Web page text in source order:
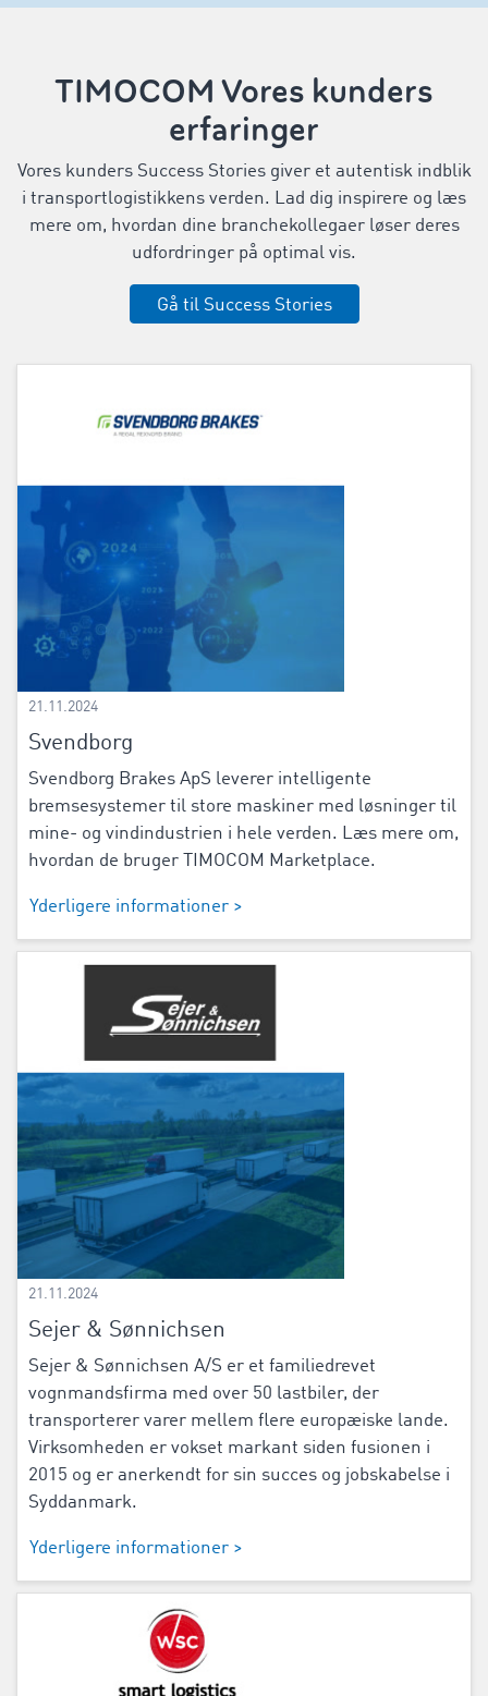
TIMOCOM Vores kunders
erfaringer
Vores kunders Success Stories giver et autentisk indblik
i transportlogistikkens verden. Lad dig inspirere og læs
mere om, hvordan dine branchekollegaer løser deres
udfordringer på optimal vis.
Gå til Success Stories
21.11.2024
Svendborg
Svendborg Brakes ApS leverer intelligente
bremsesystemer til store maskiner med løsninger til
mine- og vindindustrien i hele verden. Læs mere om,
hvordan de bruger TIMOCOM Marketplace.
Yderligere informationer >
21.11.2024
Sejer & Sønnichsen
Sejer & Sønnichsen A/S er et familiedrevet
vognmandsfirma med over 50 lastbiler, der
transporterer varer mellem flere europæiske lande.
Virksomheden er vokset markant siden fusionen i
2015 og er anerkendt for sin succes og jobskabelse i
Syddanmark.
Yderligere informationer >